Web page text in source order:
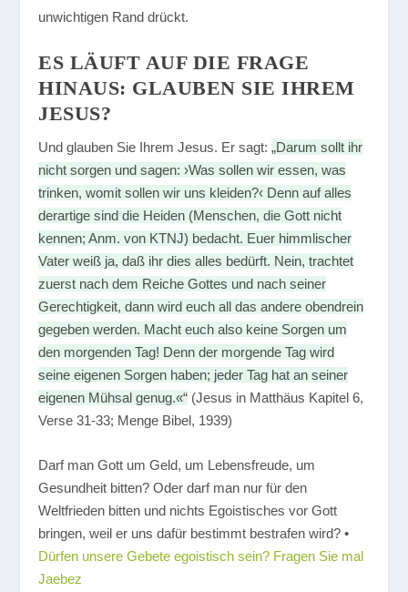
unwichtigen Rand drückt.
ES LÄUFT AUF DIE FRAGE
HINAUS: GLAUBEN SIE IHREM
JESUS?
Und glauben Sie Ihrem Jesus. Er sagt:„Darum sollt ihr
nicht sorgen und sagen: ›Was sollen wir essen, was
trinken, womit sollen wir uns kleiden?‹ Denn auf alles
derartige sind die Heiden (Menschen, die Gott nicht
kennen; Anm. von KTNJ) bedacht. Euer himmlischer
Vater weiß ja, daß ihr dies alles bedürft. Nein, trachtet
zuerst nach dem Reiche Gottes und nach seiner
Gerechtigkeit, dann wird euch all das andere obendrein
gegeben werden. Macht euch also keine Sorgen um
den morgenden Tag! Denn der morgende Tag wird
seine eigenen Sorgen haben; jeder Tag hat an seiner
eigenen Mühsal genug.«“ (Jesus in Matthäus Kapitel 6,
Verse 31-33; Menge Bibel, 1939)
Darf man Gott um Geld, um Lebensfreude, um
Gesundheit bitten? Oder darf man nur für den
Weltfrieden bitten und nichts Egoistisches vor Gott
bringen, weil er uns dafür bestimmt bestrafen wird? •
Dürfen unsere Gebete egoistisch sein? Fragen Sie mal
Jaebez